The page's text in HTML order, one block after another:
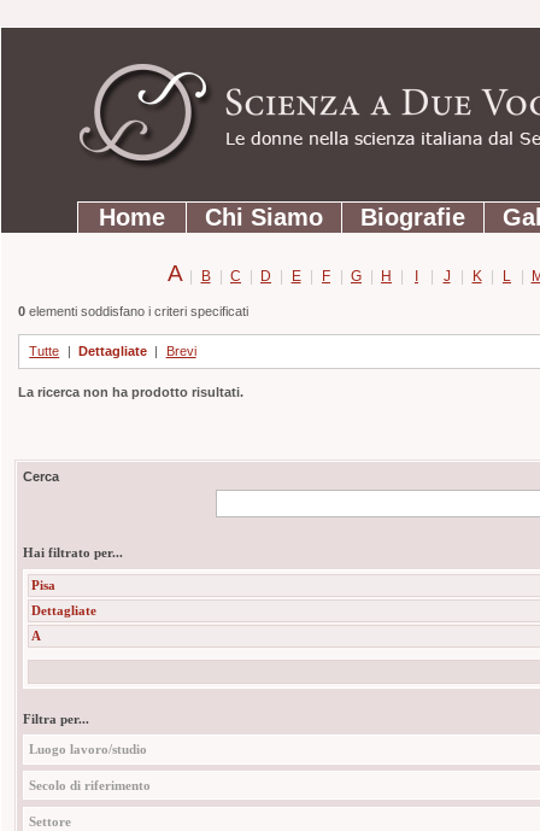
contenuti.
Strumenti
personali
SezioniHome Chi Siamo Biografie
A | B | C | D | E | F | G | H | I | J | K | L |
0elementi soddisfano i criteri specificati
Tutte | Dettagliate | Brevi
La ricerca non ha prodotto risultati.
Cerca
Hai filtrato per...
Pisa
Dettagliate
A
Filtra per...
Luogo lavoro/studio
Secolo di riferimento
Settore